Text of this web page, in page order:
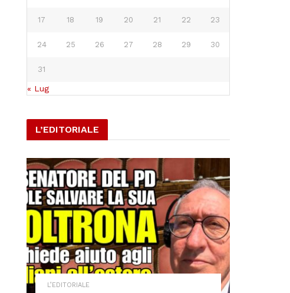
17 18 19 20 21 22 23
24 25 26 27 28 29 30
31
« Lug
L’EDITORIALE
L’EDITORIALE